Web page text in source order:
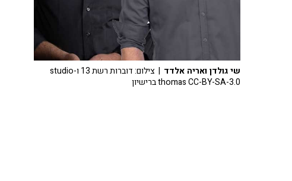
שי גולדן ואריה אלדד
| צילום: דוברות רשת 13 ו-studio
thomas CC-BY-SA-3.0 ברישיון